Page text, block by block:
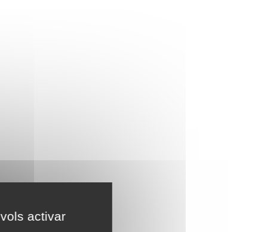
activar